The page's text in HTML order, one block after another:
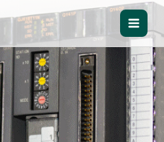
Main